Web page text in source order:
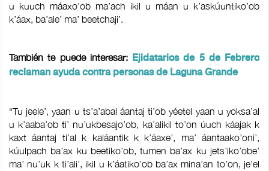
u kuuch máaxo’ob ma’ach ikil u máan u k’askúuntiko’ob
k’áax, ba’ale’ ma’ beetchaji’.
También te puede interesar: Ejidatarios de 5 de Febrero
reclaman ayuda contra personas de Laguna Grande
“Tu jeele’, yaan u ts’a’abal áantaj ti’ob yéetel yaan u yoksa’al
u k’aaba’ob ti’ nu’ukbesajo’ob, ka’alikil to’on úuch káajak k
kaxt áantaj ti’al k kaláantik k k’áaxe’, ma’ áantaako’oni’,
kúulpach ba’ax ku beetiko’ob, tumen ba’ax ku jets’iko’obe’
ma’ nu’uk k ti’ali’, ikil u k’áatiko’ob ba’ax mina’an to’on, je’el